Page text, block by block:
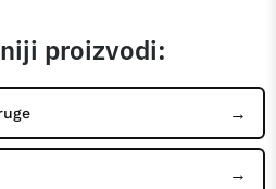
proizvodi: